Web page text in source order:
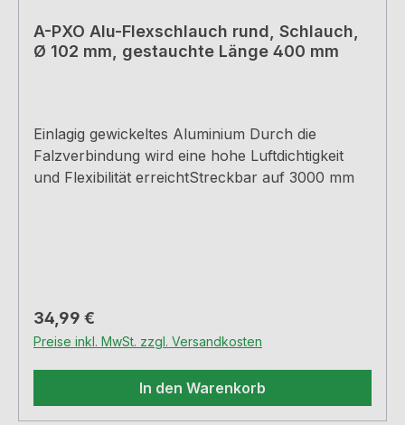
A-PXO Alu-Flexschlauch rund, Schlauch,
Ø 102 mm, gestauchte Länge 400 mm
Einlagig gewickeltes Aluminium Durch die
Falzverbindung wird eine hohe Luftdichtigkeit
und Flexibilität erreichtStreckbar auf 3000 mm
Regulärer Preis:
34,99 €
Preise inkl. MwSt. zzgl. Versandkosten
In den Warenkorb